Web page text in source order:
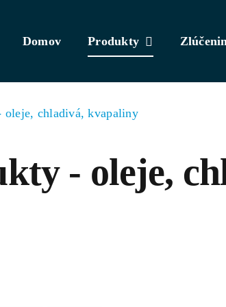
Domov Produkty
chladivá, kvapaliny
- oleje,